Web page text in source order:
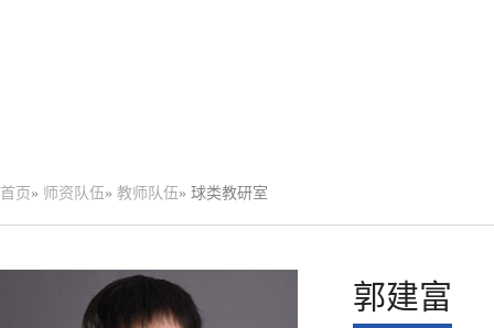
首页 » 师资队伍 » 教师队伍 » 球类教研室
郭建富